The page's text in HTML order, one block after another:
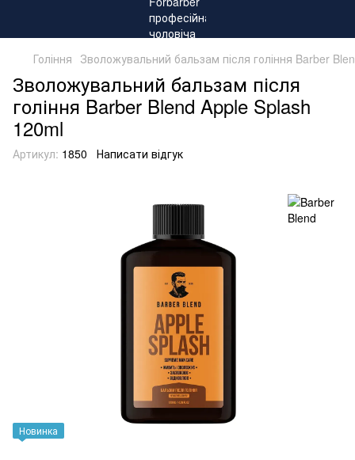
Гоління Зволожувальний бальзам після гоління Barber
Зволожувальний бальзам після
гоління Barber Blend Apple Splash
120ml
Артикул: 1850 Написати відгук
Новинка